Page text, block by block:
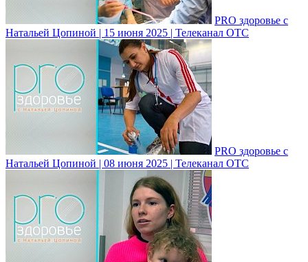
PRO здоровье с
Натальей Цопиной | 15 июня 2025 | Телеканал ОТС
PRO здоровье с
Натальей Цопиной | 08 июня 2025 | Телеканал ОТС